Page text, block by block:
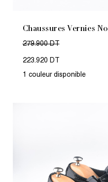
Chaussures Vernies
279.900 DT
223.920 DT
1 couleur disponible